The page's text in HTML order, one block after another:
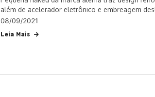
além de acelerador eletrônico e embreagem
08/09/2021
Leia Mais